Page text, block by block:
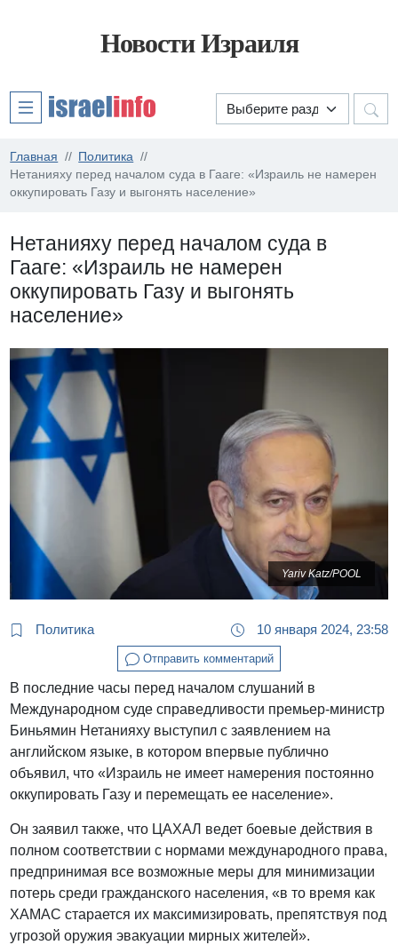
Новости Израиля
Главная
Политика
Нетанияху перед началом суда в Гааге: «Израиль не намерен
оккупировать Газу и выгонять население»
Нетанияху перед началом суда в
Гааге: «Израиль не намерен
оккупировать Газу и выгонять
население»
Yariv Katz/POOL
Политика 10 января 2024, 23:58
Отправить комментарий
В последние часы перед началом слушаний в
Международном суде справедливости премьер-министр
Биньямин Нетанияху выступил с заявлением на
английском языке, в котором впервые публично
объявил, что «Израиль не имеет намерения постоянно
оккупировать Газу и перемещать ее население».
Он заявил также, что ЦАХАЛ ведет боевые действия в
полном соответствии с нормами международного права,
предпринимая все возможные меры для минимизации
потерь среди гражданского населения, «в то время как
ХАМАС старается их максимизировать, препятствуя под
угрозой оружия эвакуации мирных жителей».